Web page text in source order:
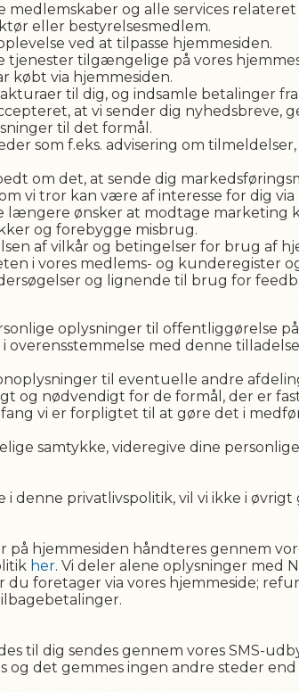
medlemskaber og alle services
eller bestyrelsesmedlem.
ved at tilpasse hjemmesiden.
tjenester tilgængelige på vores
købt via hjemmesiden.
til dig, og indsamle betalinger fra
at vi sender dig nyhedsbreve,
til det formål.
som f.eks. advisering om
om det, at sende dig
vi tror kan være af interesse for dig
længere ønsker at modtage marketing
og forebygge misbrug.
af ​​vilkår og betingelser for brug af
i vores medlems- og
og lignende til brug for
oplysninger til offentliggørelse
overensstemmelse med denne
til eventuelle andre
og nødvendigt for de formål, der er
vi er forpligtet til at gøre det i
samtykke, videregive dine
i denne privatlivspolitik, vil vi ikke i
på hjemmesiden håndteres gennem
her. Vi deler alene oplysninger med
foretager via vores hjemmeside;
til dig sendes gennem vores SMS-
og det gemmes ingen andre steder end